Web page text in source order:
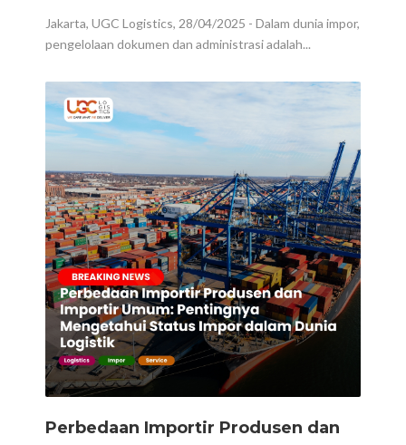
Jakarta, UGC Logistics, 28/04/2025 - Dalam dunia impor,
pengelolaan dokumen dan administrasi adalah...
Perbedaan Importir Produsen dan